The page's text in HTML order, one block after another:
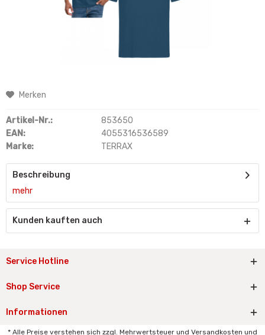
Merken
Artikel-Nr.:
853650
EAN:
4055316536589
Marke:
TERRAX
Beschreibung
mehr
Kunden kauften auch
Service Hotline
Shop Service
Informationen
* Alle Preise verstehen sich zzgl. Mehrwertsteuer und Versandkosten und